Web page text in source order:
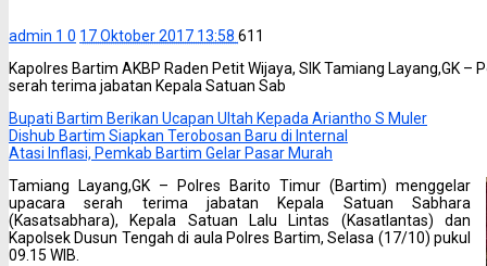
admin 1 0 17 Oktober 2017 13:58 611
Kapolres Bartim AKBP Raden Petit Wijaya, SIK Tamiang Layang,GK
serah terima jabatan Kepala Satuan Sab
Bupati Bartim Berikan Ucapan Ultah Kepada Ariantho S Muler
Dishub Bartim Siapkan Terobosan Baru di Internal
Atasi Inflasi, Pemkab Bartim Gelar Pasar Murah
Tamiang Layang,GK – Polres Barito Timur (Bartim) menggelar
upacara serah terima jabatan Kepala Satuan Sabhara
(Kasatsabhara), Kepala Satuan Lalu Lintas (Kasatlantas) dan
Kapolsek Dusun Tengah di aula Polres Bartim, Selasa (17/10) pukul
09.15 WIB.